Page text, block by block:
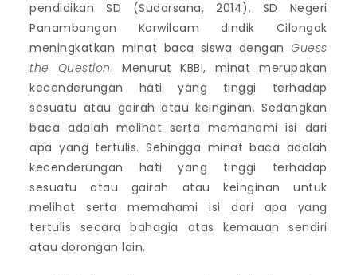
pendidikan SD (Sudarsana, 2014). SD Negeri
Panambangan Korwilcam dindik Cilongok
meningkatkan minat baca siswa denganGuess
the Question. Menurut KBBI, minat merupakan
kecenderungan hati yang tinggi terhadap
sesuatu atau gairah atau keinginan. Sedangkan
baca adalah melihat serta memahami isi dari
apa yang tertulis. Sehingga minat baca adalah
kecenderungan hati yang tinggi terhadap
sesuatu atau gairah atau keinginan untuk
melihat serta memahami isi dari apa yang
tertulis secara bahagia atas kemauan sendiri
atau dorongan lain.